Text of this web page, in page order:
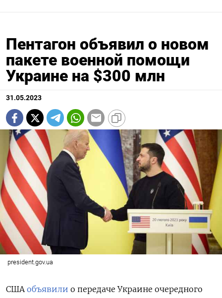
Пентагон объявил о новом
пакете военной помощи
Украине на $300 млн
31.05.2023
president.gov.ua
СШАобъявили о передаче Украине очередного